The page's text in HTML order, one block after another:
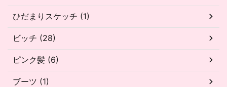
ひだまりスケッチ (1)
ビッチ (28)
ピンク髪 (6)
ブーツ (1)